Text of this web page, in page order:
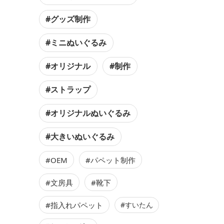
#グッズ制作
#ミニぬいぐるみ
#オリジナル #制作
#ストラップ
#オリジナルぬいぐるみ
#大きいぬいぐるみ
#OEM #パペット制作
#文房具 #靴下
#指入れパペット #すいたん